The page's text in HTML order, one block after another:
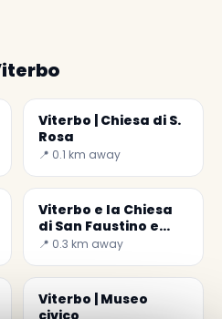
Viterbo | Chiesa di S.
Rosa
📍 0.1 km away
Viterbo e la Chiesa
di San Faustino e
Giovita
📍 0.3 km away
Viterbo | Museo
civico